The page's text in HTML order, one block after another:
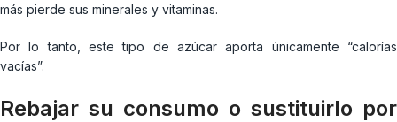
más pierde sus minerales y vitaminas.
Por lo tanto, este tipo de azúcar aporta únicamente “calorías
vacías”.
Rebajar su consumo o sustituirlo por